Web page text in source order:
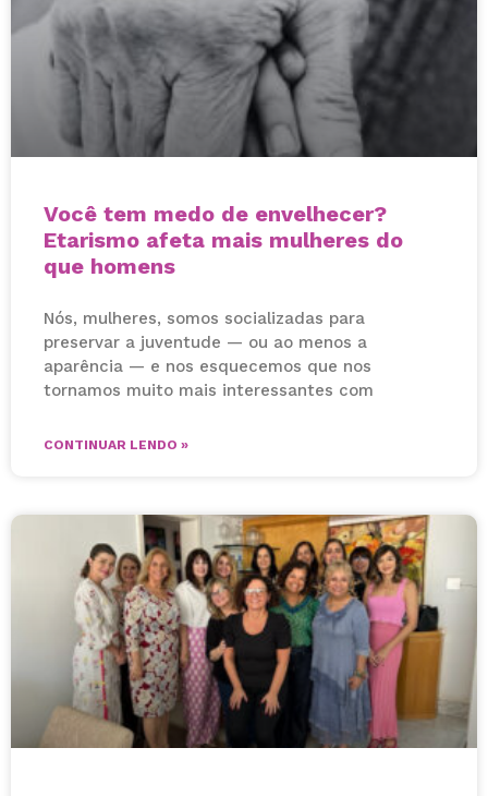
Você tem medo de envelhecer?
Etarismo afeta mais mulheres do
que homens
Nós, mulheres, somos socializadas para
preservar a juventude — ou ao menos a
aparência — e nos esquecemos que nos
tornamos muito mais interessantes com
CONTINUAR LENDO »